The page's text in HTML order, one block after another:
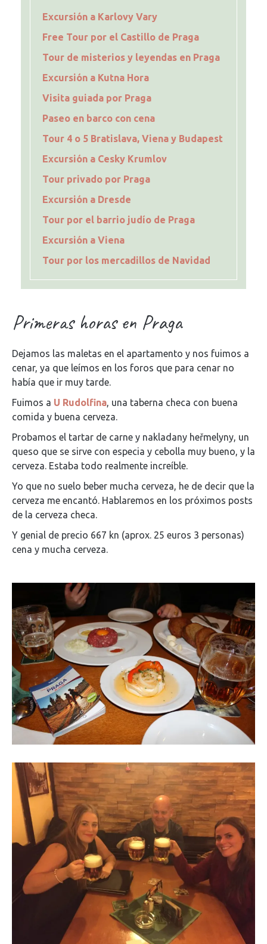
Excursión a Karlovy Vary
Free Tour por el Castillo de Praga
Tour de misterios y leyendas en Praga
Excursión a Kutna Hora
Visita guiada por Praga
Paseo en barco con cena
Tour 4 o 5 Bratislava, Viena y Budapest
Excursión a Cesky Krumlov
Tour privado por Praga
Excursión a Dresde
Tour por el barrio judío de Praga
Excursión a Viena
Tour por los mercadillos de Navidad
Primeras horas en Praga
Dejamos las maletas en el apartamento y nos fuimos a
cenar, ya que leímos en los foros que para cenar no
había que ir muy tarde.
Fuimos a U Rudolfina, una taberna checa con buena
comida y buena cerveza.
Probamos el tartar de carne y nakladany heřmelyny, un
queso que se sirve con especia y cebolla muy bueno, y la
cerveza. Estaba todo realmente increíble.
Yo que no suelo beber mucha cerveza, he de decir que la
cerveza me encantó. Hablaremos en los próximos posts
de la cerveza checa.
Y genial de precio 667 kn (aprox. 25 euros 3 personas)
cena y mucha cerveza.